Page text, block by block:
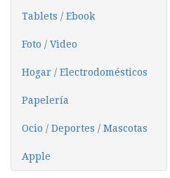
Tablets / Ebook
Foto / Video
Hogar / Electrodomésticos
Papelería
Ocio / Deportes / Mascotas
Apple